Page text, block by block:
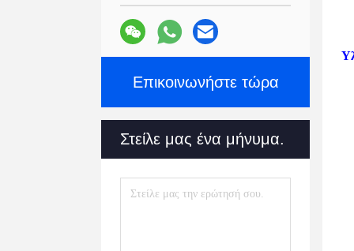
Επικοινωνήστε τώρα
Στείλε μας ένα μήνυμα.